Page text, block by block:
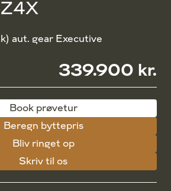
aut. gear Executive
339.900 kr.
Book prøvetur
Beregn byttepris
Bliv ringet op
Skriv til os